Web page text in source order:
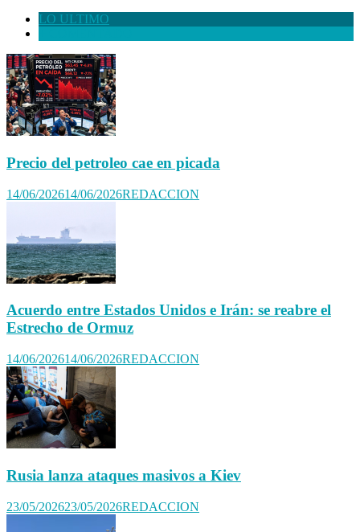
LO ULTIMO
Precio del petroleo cae en picada
14/06/202614/06/2026REDACCION
Acuerdo entre Estados Unidos e Irán: se reabre el
Estrecho de Ormuz
14/06/202614/06/2026REDACCION
Rusia lanza ataques masivos a Kiev
23/05/202623/05/2026REDACCION